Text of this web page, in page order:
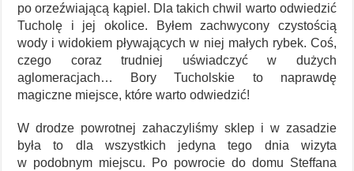
po orzeźwiającą kąpiel. Dla takich chwil warto odwiedzić
Tucholę i jej okolice. Byłem zachwycony czystością
wody i widokiem pływających w niej małych rybek. Coś,
czego coraz trudniej uświadczyć w dużych
aglomeracjach… Bory Tucholskie to naprawdę
magiczne miejsce, które warto odwiedzić!
W drodze powrotnej zahaczyliśmy sklep i w zasadzie
była to dla wszystkich jedyna tego dnia wizyta
w podobnym miejscu. Po powrocie do domu Steffana